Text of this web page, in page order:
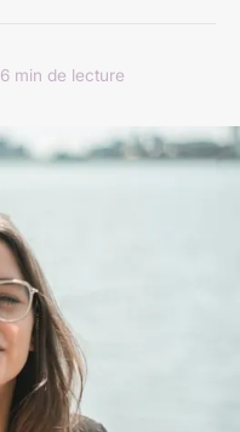
6 min de lecture